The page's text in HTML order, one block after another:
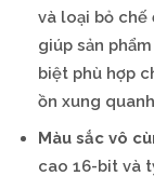
và loại bỏ chế
giúp sản
biệt phù hợp
ồn xung
Màu sắc vô
cao 16-bit và